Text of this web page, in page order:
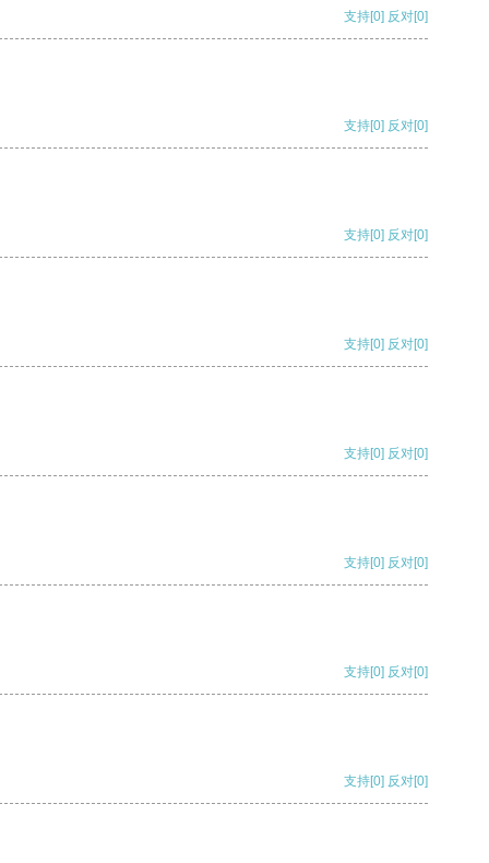
支持[0] 反对[0]
支持[0] 反对[0]
支持[0] 反对[0]
支持[0] 反对[0]
支持[0] 反对[0]
支持[0] 反对[0]
支持[0] 反对[0]
支持[0] 反对[0]